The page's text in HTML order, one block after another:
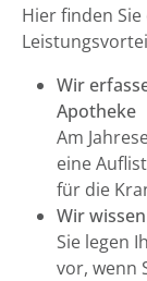
Hier finden
Wir
Apotheke
Am
eine
für die
Wir
Sie legen
vor, wenn